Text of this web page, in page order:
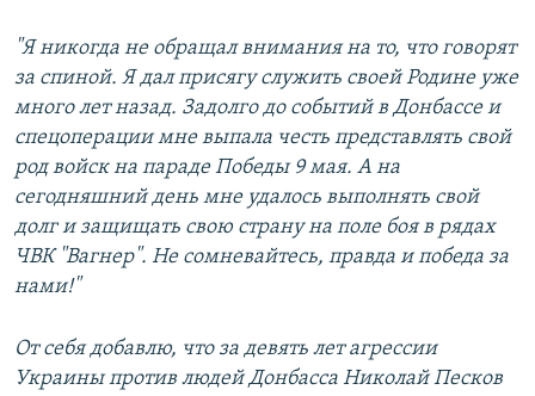
"Я никогда не обращал внимания на то, что говорят
за спиной. Я дал присягу служить своей Родине уже
много лет назад. Задолго до событий в Донбассе и
спецоперации мне выпала честь представлять свой
род войск на параде Победы 9 мая. А на
сегодняшний день мне удалось выполнять свой
долг и защищать свою страну на поле боя в рядах
ЧВК "Вагнер". Не сомневайтесь, правда и победа за
нами!"
От себя добавлю, что за девять лет агрессии
Украины против людей Донбасса Николай Песков